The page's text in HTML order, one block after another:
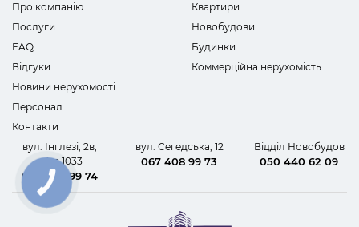
Про компанію
Послуги
FAQ
Відгуки
Новини нерухомості
Персонал
Контакти
Квартири
Новобудови
Будинки
Коммерційна нерухомість
вул. Інглезі, 2в,
офіс 1033
067 408 99 74
вул. Сегедська, 12
067 408 99 73
Відділ Новобудов
050 440 62 09
КНОПКА
ЗВ'ЯЗКУ